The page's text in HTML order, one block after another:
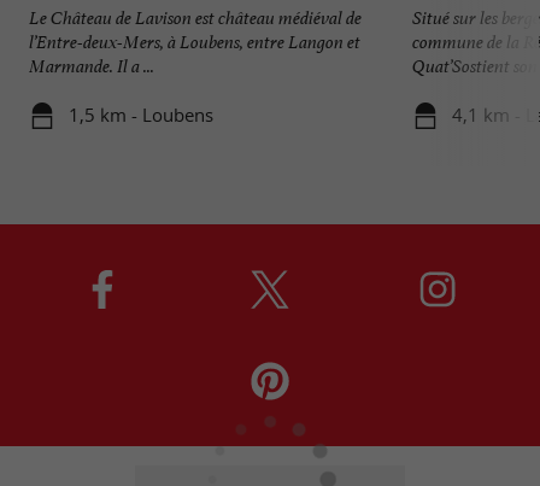
Le Château de Lavison est château médiéval de
l’Entre-deux-Mers, à Loubens, entre Langon et
Marmande. Il a ...
1,5 km - Loubens
Situé sur les
commune de la
Quat’Sostient son
4,1 km -